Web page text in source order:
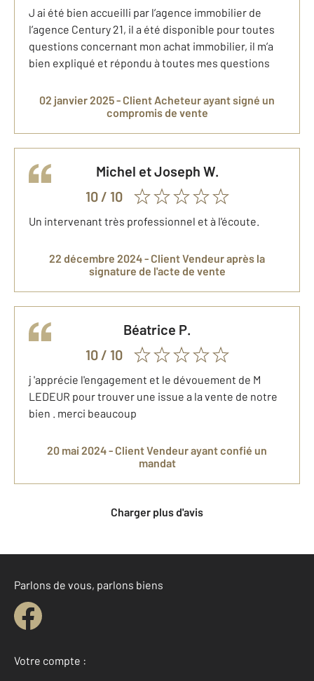
J ai été bien accueilli par l’agence immobilier de
l’agence Century 21, il a été disponible pour toutes
questions concernant mon achat immobilier, il m’a
bien expliqué et répondu à toutes mes questions
02 janvier 2025 - Client Acheteurayant signé un
compromis de vente
Michel et Joseph W.
10/ 10
Un intervenant très professionnel et à l'écoute.
22 décembre 2024 - Client Vendeuraprès la
signature de l'acte de vente
Béatrice P.
10/ 10
j 'apprécie l'engagement et le dévouement de M
LEDEUR pour trouver une issue a la vente de notre
bien . merci beaucoup
20 mai 2024 - Client Vendeurayant confié un
mandat
Charger plus d'avis
Parlons de vous, parlons biens
Votre compte :